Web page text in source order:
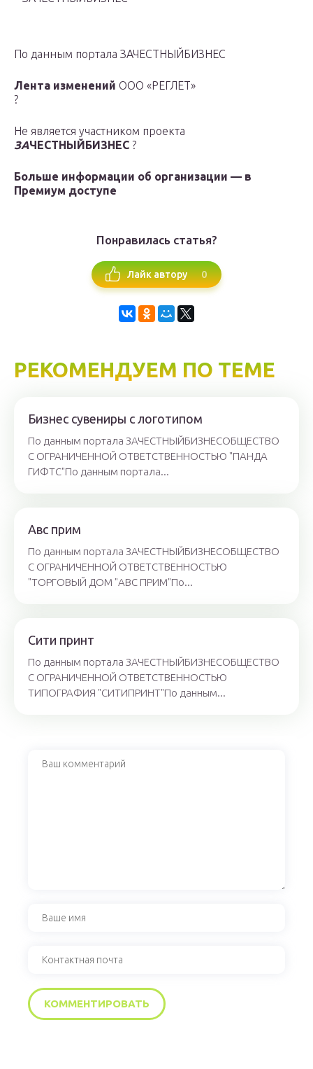
По данным портала ЗАЧЕСТНЫЙБИЗНЕС
Лента изменений ООО «РЕГЛЕТ»
?
Не является участником проекта
ЗАЧЕСТНЫЙБИЗНЕС ?
Больше информации об организации — в
Премиум доступе
Понравилась статья?
Лайк автору 0
РЕКОМЕНДУЕМ ПО ТЕМЕ
Бизнес сувениры с логотипом
По данным портала ЗАЧЕСТНЫЙБИЗНЕСОБЩЕСТВО
С ОГРАНИЧЕННОЙ ОТВЕТСТВЕННОСТЬЮ "ПАНДА
ГИФТС"По данным портала...
Авс прим
По данным портала ЗАЧЕСТНЫЙБИЗНЕСОБЩЕСТВО
С ОГРАНИЧЕННОЙ ОТВЕТСТВЕННОСТЬЮ
"ТОРГОВЫЙ ДОМ "АВС ПРИМ"По...
Сити принт
По данным портала ЗАЧЕСТНЫЙБИЗНЕСОБЩЕСТВО
С ОГРАНИЧЕННОЙ ОТВЕТСТВЕННОСТЬЮ
ТИПОГРАФИЯ "СИТИПРИНТ"По данным...